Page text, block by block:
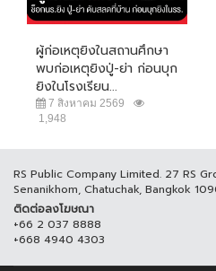
ผู้ก่อเหตุยิงในสถานศึกษา
พบก่อเหตุยิงปู่-ย่า ก่อนบุก
ยิงในโรงเรียน...
7 สิงหาคม 2569
1,948
RS Public Company Limited. 27 RS
Senanikhom, Chatuchak, Bangkok
ติดต่อลงโฆษณา
+66 2 037 8888
+668 4940 4303